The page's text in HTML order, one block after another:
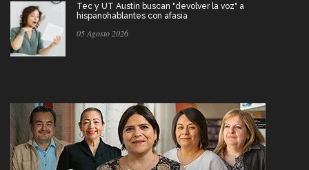
Tec y UT Austin buscan "devolver la voz" a
hispanohablantes con afasia
05 Agosto 2026